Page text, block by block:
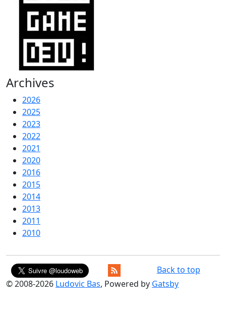
Archives
2026
2025
2023
2022
2021
2020
2016
2015
2014
2013
2011
2010
© 2008-2026 Ludovic Bas, Powered by Gatsby
Back to top